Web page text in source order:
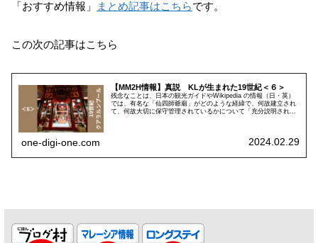
「おすすめ情報」
まとめ記事はこちらです。
この次の記事はこちら
【MM2H情報】真説 KLが生まれた19世紀＜６＞
残念なことは、日本の観光ガイドやWikipedia の情報（日・英）
では、有名な「仙四師爺廟」がどのような経緯で、何故建立され
て、何故大切に保守管理されているかについて「充分説明されて
one-digi-one.com 2024.02.29